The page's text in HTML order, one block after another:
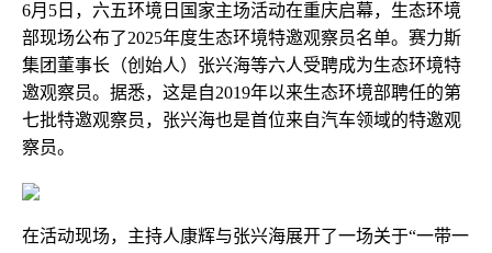
6月5日，六五环境日国家主场活动在重庆启幕，生态环境
部现场公布了2025年度生态环境特邀观察员名单。赛力斯
集团董事长（创始人）张兴海等六人受聘成为生态环境特
邀观察员。据悉，这是自2019年以来生态环境部聘任的第
七批特邀观察员，张兴海也是首位来自汽车领域的特邀观
察员。
在活动现场，主持人康辉与张兴海展开了一场关于“一带一